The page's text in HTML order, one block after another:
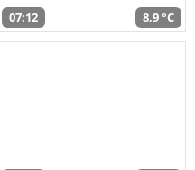
07:12 8,9 °C